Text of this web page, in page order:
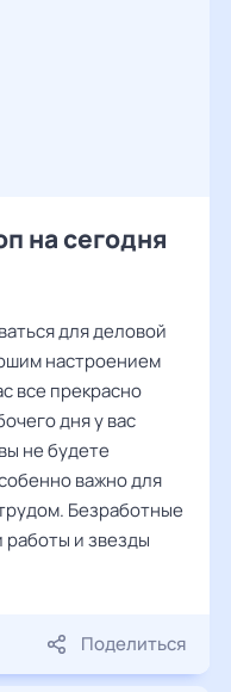
на сегодня
для деловой
настроением
все прекрасно
дня у вас
не будете
важно для
Безработные
работы и звезды
Поделиться